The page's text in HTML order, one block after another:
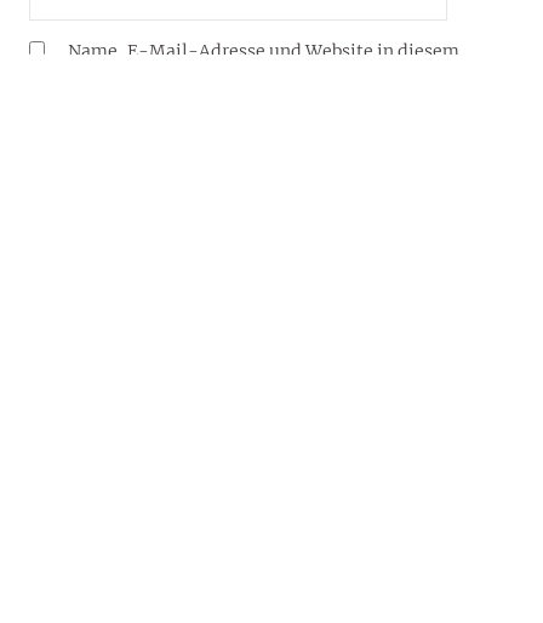
Name, E-Mail-Adresse und Website in diesem